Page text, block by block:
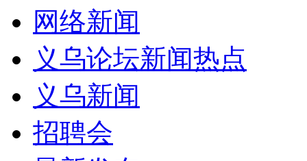
网络新闻
义乌论坛新闻热点
义乌新闻
招聘会